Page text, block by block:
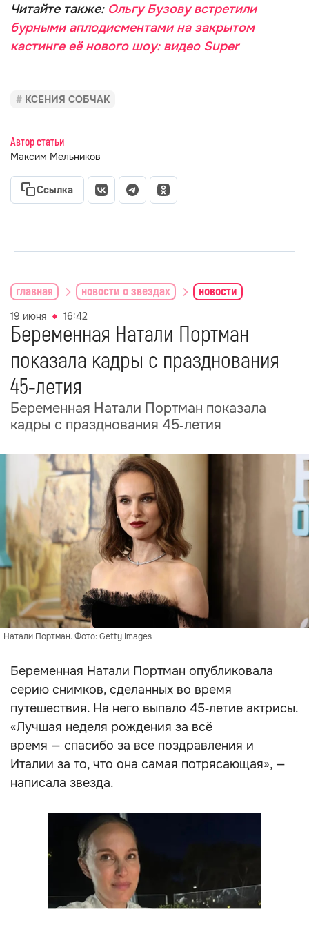
Читайте также: Ольгу Бузову встретили
бурными аплодисментами на закрытом
кастинге её нового шоу: видео Super
КСЕНИЯ СОБЧАК
Автор статьи
Максим Мельников
Ссылка
главная новости о звездах новости
19 июня 16:42
Беременная Натали Портман
показала кадры с празднования
45‑летия
Беременная Натали Портман показала
кадры с празднования 45‑летия
Натали Портман. Фото: Getty Images
Беременная Натали Портман опубликовала
серию снимков, сделанных во время
путешествия. На него выпало 45‑летие актрисы.
«Лучшая неделя рождения за всё
время — спасибо за все поздравления и
Италии за то, что она самая потрясающая», —
написала звезда.